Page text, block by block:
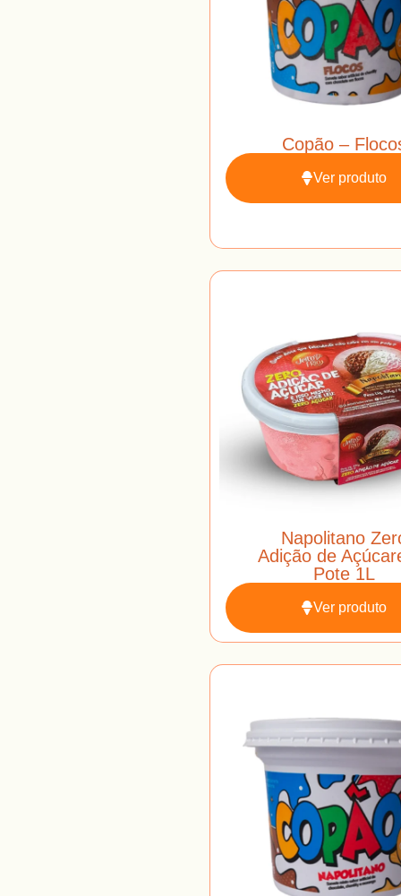
Copão –
Ver produto
Napolitano
Adição de
Pote 1L
Ver produto